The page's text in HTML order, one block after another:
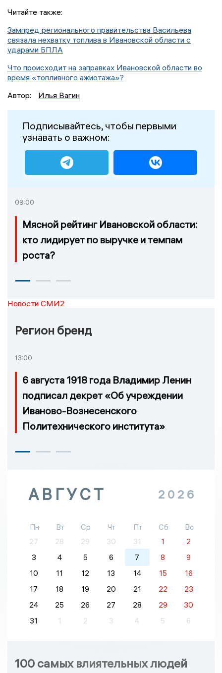
Читайте также:
Зампред регионального правительства Васильева
связала нехватку топлива в Ивановской области с
ударами БПЛА
Что происходит на заправках Ивановской области во
время «топливного ажиотажа»?
Автор:
Илья Вагин
Подписывайтесь, чтобы первыми
узнавать о важном:
09:00
Мясной рейтинг Ивановской области:
кто лидирует по выручке и темпам
роста?
Новости СМИ2
Регион бренд
13:00
6 августа 1918 года Владимир Ленин
подписал декрет «Об учреждении
Иваново-Вознесенского
Политехнического института»
АВГУСТ 2026
Пн Вт Ср Чт Пт Сб
Вс
27
28 29 30 31 1
2
3
4 5 6 7 8
9
10
11 12 13 14 15
16
17
18 19 20 21 22
23
24
25 26 27 28 29
30
31
1 2 3 4 5 6
100 самых влиятельных людей